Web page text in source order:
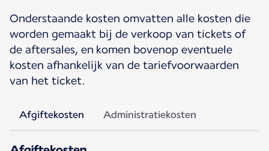
Onderstaande kosten omvatten alle kosten die
worden gemaakt bij de verkoop van tickets of
de aftersales, en komen bovenop eventuele
kosten afhankelijk van de tariefvoorwaarden
van het ticket.
Afgiftekosten Administratiekosten